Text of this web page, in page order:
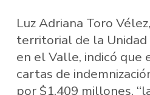
Luz Adriana Toro
territorial de la
en el Valle, indicó que
cartas de
por $1.409 millones,